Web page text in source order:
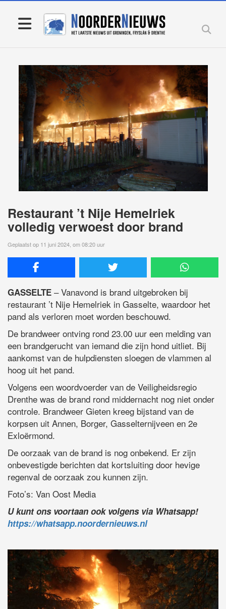
Restaurant ’t Nije Hemelriek
volledig verwoest door brand
Geplaatst op 11 juni 2024, om 08:20 uur
GASSELTE – Vanavond is brand uitgebroken bij
restaurant ’t Nije Hemelriek in Gasselte, waardoor het
pand als verloren moet worden beschouwd.
De brandweer ontving rond 23.00 uur een melding van
een brandgerucht van iemand die zijn hond uitliet. Bij
aankomst van de hulpdiensten sloegen de vlammen al
hoog uit het pand.
Volgens een woordvoerder van de Veiligheidsregio
Drenthe was de brand rond middernacht nog niet onder
controle. Brandweer Gieten kreeg bijstand van de
korpsen uit Annen, Borger, Gasselternijveen en 2e
Exloërmond.
De oorzaak van de brand is nog onbekend. Er zijn
onbevestigde berichten dat kortsluiting door hevige
regenval de oorzaak zou kunnen zijn.
Foto’s: Van Oost Media
U kunt ons voortaan ook volgens via Whatsapp!
https://whatsapp.noordernieuws.nl